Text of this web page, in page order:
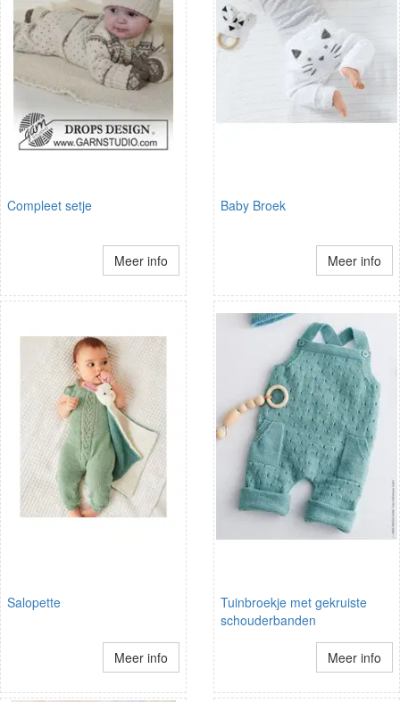
Compleet setje
Meer info
Baby Broek
Meer info
Salopette
Meer info
Tuinbroekje met gekruiste
schouderbanden
Meer info